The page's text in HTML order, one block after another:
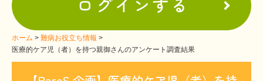
支援中ホームページ一例
ホーム
難病お役立ち情報
医療的ケア児（者）を持つ親御さんのアンケート調査結果